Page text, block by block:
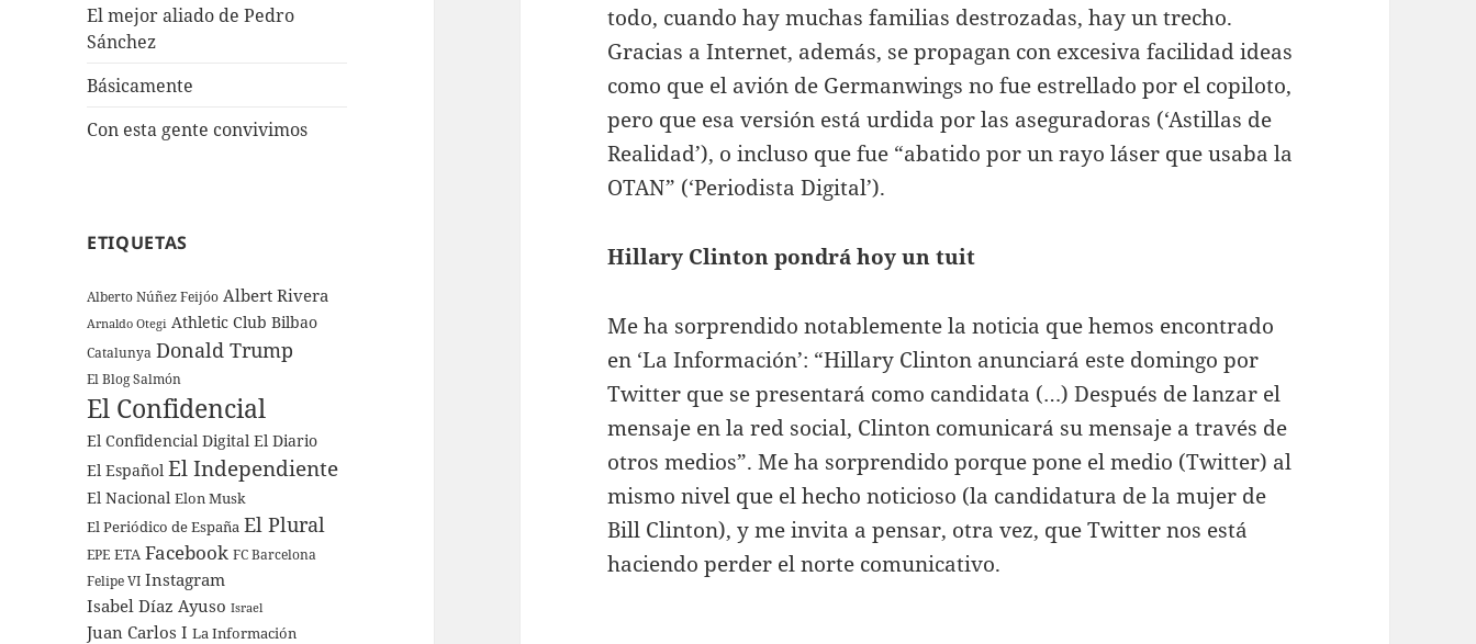
El mejor aliado de Pedro
Sánchez
Básicamente
Con esta gente convivimos
ETIQUETAS
Alberto Núñez Feijóo Albert Rivera
Arnaldo Otegi Athletic Club Bilbao
Catalunya Donald Trump
El Blog Salmón
El Confidencial
El Confidencial Digital El Diario
El Español El Independiente
El Nacional Elon Musk
El Periódico de España El Plural
EPE ETA Facebook FC Barcelona
Felipe VI Instagram
Isabel Díaz Ayuso Israel
Juan Carlos I La Información
todo, cuando hay muchas familias destrozadas, hay un trecho.
Gracias a Internet, además, se propagan con excesiva facilidad ideas
como que el avión de Germanwings no fue estrellado por el copiloto,
pero que esa versión está urdida por las aseguradoras (‘Astillas de
Realidad’), o incluso que fue “abatido por un rayo láser que usaba la
OTAN” (‘Periodista Digital’).
Hillary Clinton pondrá hoy un tuit
Me ha sorprendido notablemente la noticia que hemos encontrado
en ‘La Información’: “Hillary Clinton anunciará este domingo por
Twitter que se presentará como candidata (…) Después de lanzar el
mensaje en la red social, Clinton comunicará su mensaje a través de
otros medios”. Me ha sorprendido porque pone el medio (Twitter) al
mismo nivel que el hecho noticioso (la candidatura de la mujer de
Bill Clinton), y me invita a pensar, otra vez, que Twitter nos está
haciendo perder el norte comunicativo.